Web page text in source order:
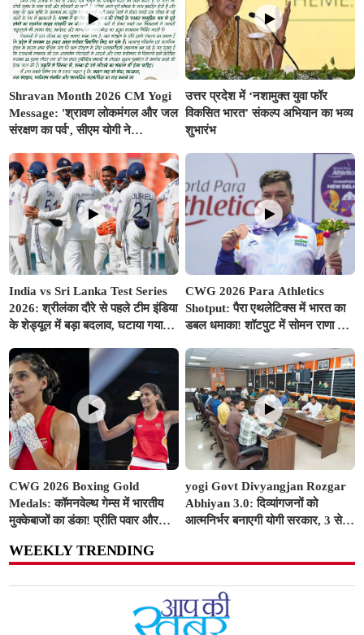
Shravan Month 2026 CM Yogi
Message: 'श्रावण लोकमंगल और जल
संरक्षण का पर्व', सीएम योगी ने
संदेश
उत्तर प्रदेश में ‘नशामुक्त युवा फॉर
विकसित भारत’ संकल्प अभियान का भव्य
शुभारंभ
India vs Sri Lanka Test Series
2026: श्रीलंका दौरे से पहले टीम इंडिया
के शेड्यूल में बड़ा बदलाव, घटाया गया
पर आई अच्छी खबर
CWG 2026 Para Athletics
Shotput: पैरा एथलेटिक्स में भारत का
डबल धमाका! शॉटपुट में सोमन राणा ने
सिल्वर
CWG 2026 Boxing Gold
Medals: कॉमनवेल्थ गेम्स में भारतीय
मुक्केबाजों का डंका! प्रीति पवार और
पदक
yogi Govt Divyangjan Rozgar
Abhiyan 3.0: दिव्यांगजनों को
आत्मनिर्भर बनाएगी योगी सरकार, 3 से
WEEKLY TRENDING